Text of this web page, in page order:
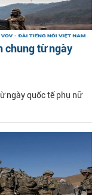
chung từ ngày
ngày quốc tế phụ nữ